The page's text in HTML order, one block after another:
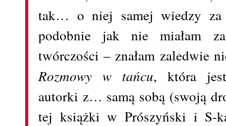
tak… o niej samej wiedzy za
podobnie jak nie miałam
twórczości – znałam zaledwie
Rozmowy w tańcu, która jest
autorki z… samą sobą (swoją
tej książki w Prószyński i S-